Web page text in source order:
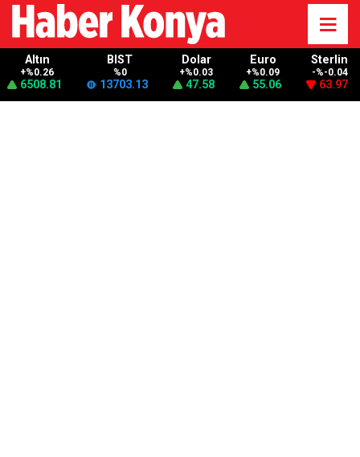
Altın
+%0.26
6508.81
BIST
%0
13703.13
Dolar
+%0.03
47.58
Euro
+%0.09
55.06
Sterlin
-%-0.04
63.97